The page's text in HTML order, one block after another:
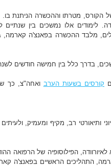
הקורס, מטרתו וההכשרה הניתנת
לימודים אלו נמשכים בין
מלבד ההכשרה בפאנצ'ה קארמה, גם
בדרך כלל בין חמישה חודשים
קורסים בשעות הערב ואחה"צ, כך
ותיאורטי רב, מקיף ומעמיק,
הפילוסופיה של הרפואה
התהליכים הראשיים בפאנצ'ה